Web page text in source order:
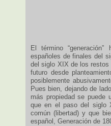
El término
españoles de finales del
del siglo XIX de los restos
futuro desde
posiblemente
Pues bien, dejando de
más propiedad se puede
que en el paso del siglo
común (libertad) y que
español, Generación de